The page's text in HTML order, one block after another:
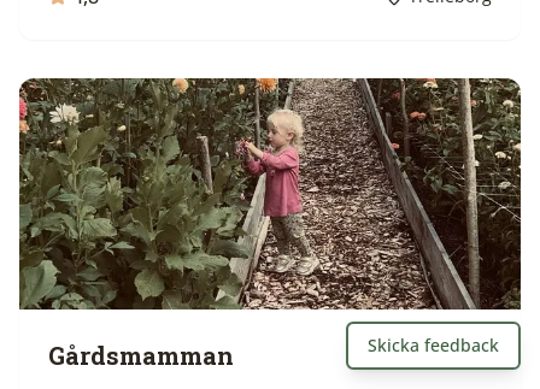
Gårdsmamman Skicka feedback